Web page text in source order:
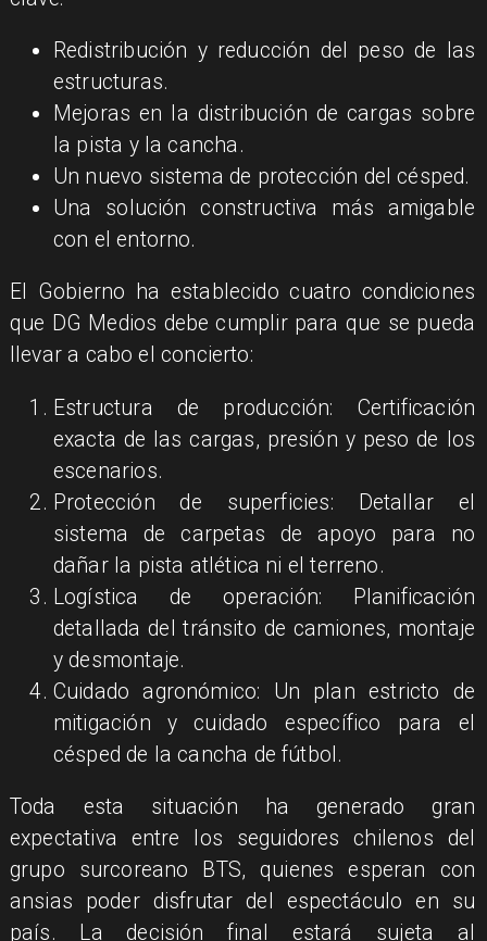
Redistribución y reducción del peso de las
estructuras.
Mejoras en la distribución de cargas sobre
la pista y la cancha.
Un nuevo sistema de protección del césped.
Una solución constructiva más amigable
con el entorno.
El Gobierno ha establecido cuatro condiciones
que DG Medios debe cumplir para que se pueda
llevar a cabo el concierto:
Estructura de producción: Certificación
exacta de las cargas, presión y peso de los
escenarios.
Protección de superficies: Detallar el
sistema de carpetas de apoyo para no
dañar la pista atlética ni el terreno.
Logística de operación: Planificación
detallada del tránsito de camiones, montaje
y desmontaje.
Cuidado agronómico: Un plan estricto de
mitigación y cuidado específico para el
césped de la cancha de fútbol.
Toda esta situación ha generado gran
expectativa entre los seguidores chilenos del
grupo surcoreano BTS, quienes esperan con
ansias poder disfrutar del espectáculo en su
país. La decisión final estará sujeta al